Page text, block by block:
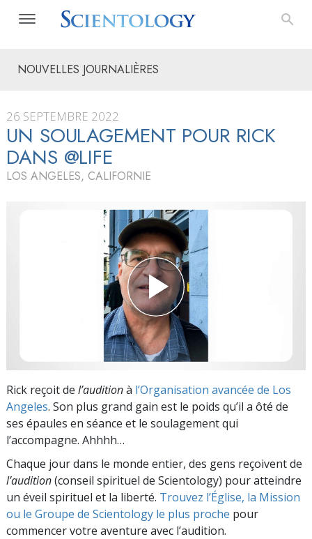
NOUVELLES JOURNALIÈRES
26 SEPTEMBRE 2022
UN SOULAGEMENT POUR RICK
DANS @LIFE
LOS ANGELES, CALIFORNIE
Rick reçoit de l’auditionà l’Organisation avancée de Los
Angeles. Son plus grand gain est le poids qu’il a ôté de
ses épaules en séance et le soulagement qui
l’accompagne. Ahhhh…
Chaque jour dans le monde entier, des gens reçoivent de
l’audition(conseil spirituel de Scientology) pour atteindre
un éveil spirituel et la liberté. Trouvez l’Église, la Mission
ou le Groupe de Scientology le plus proche pour
commencer votre aventure avec l’audition.